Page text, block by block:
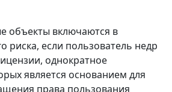
объекты включаются в
риска, если пользователь недр
однократное
является основанием для
права пользования